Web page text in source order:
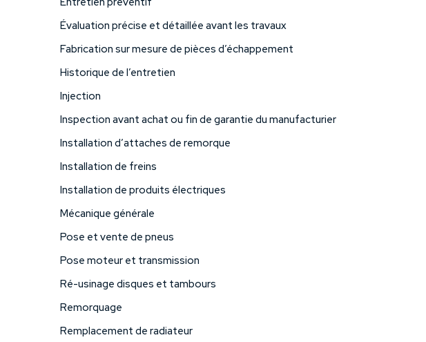
Évaluation précise et détaillée avant les travaux
Fabrication sur mesure de pièces d’échappement
Historique de l’entretien
Injection
Inspection avant achat ou fin de garantie du manufacturier
Installation d’attaches de remorque
Installation de freins
Installation de produits électriques
Mécanique générale
Pose et vente de pneus
Pose moteur et transmission
Ré-usinage disques et tambours
Remorquage
Remplacement de radiateur